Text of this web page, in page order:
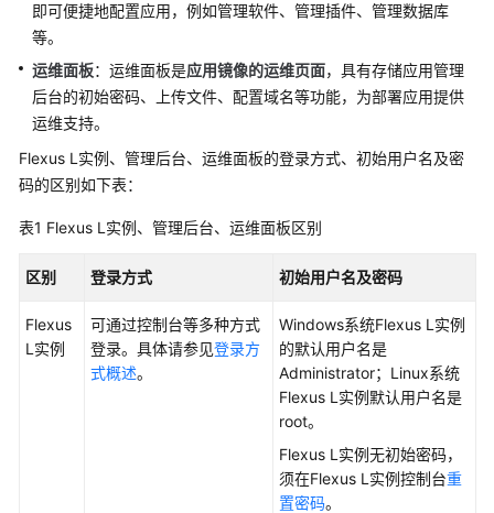
速
入
门
用
户
指
南
通
予
使
即可便捷地配置应用，例如管理软件、管理插件、管理数据库
等。
运维面板：运维面板是应用镜像的运维页面，具有存储应用管理
后台的初始密码、上传文件、配置域名等功能，为部署应用提供
运维支持。
Flexus L实例、管理后台、运维面板的登录方式、初始用户名及密
码的区别如下表：
表1 Flexus L实例、管理后台、运维面板区别
区别 登录方式 初始用户名及密码
Flexus
L实例
可通过控制台等多种方式
登录。具体请参见登录方
式概述。
Windows系统Flexus L实例
的默认用户名是
Administrator；Linux系统
Flexus L实例默认用户名是
root。
Flexus L实例无初始密码，
须在Flexus L实例控制台重
置密码。